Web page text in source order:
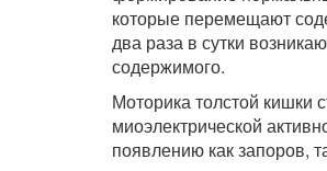
которые перемещают
два раза в сутки
содержимого.
Моторика толстой кишки
миоэлектрической
появлению как запоров,